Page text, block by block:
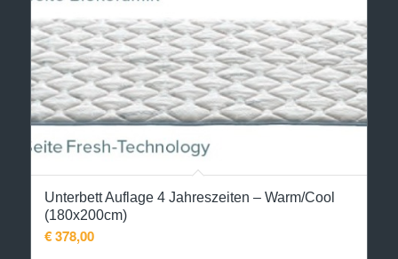
Unterbett Auflage 4 Jahreszeiten – Warm/Cool
(180x200cm)
€378,00